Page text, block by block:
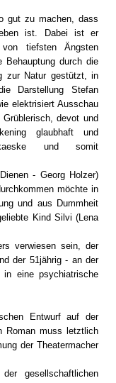
gut zu machen, dass
ist. Dabei ist er
tiefsten Ängsten
Behauptung durch die
zur Natur gestützt, in
Darstellung Stefan
elektrisiert Ausschau
devot und
glaubhaft und
und somit
- Georg Holzer)
möchte in
und aus Dummheit
Kind Silvi (Lena
verwiesen sein, der
der 51jährig - an der
in eine psychiatrische
Entwurf auf der
Roman muss letztlich
der Theatermacher
gesellschaftlichen